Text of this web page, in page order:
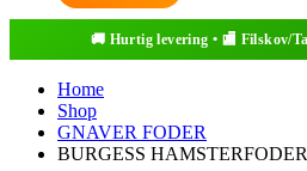
Home
Shop
GNAVER FODER
BURGESS HAMSTERFODER